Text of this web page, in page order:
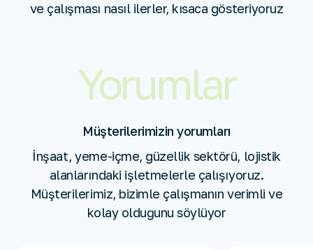
ve çalışması nasıl ilerler, kısaca gösteriyoruz
Yorumlar
Müşterilerimizin yorumları
İnşaat, yeme-içme, güzellik sektörü, lojistik
alanlarındaki işletmelerle çalışıyoruz.
Müşterilerimiz, bizimle çalışmanın verimlive
kolay olduğunu söylüyor